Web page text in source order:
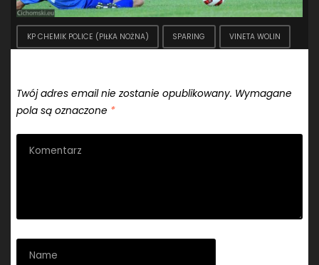
KP CHEMIK POLICE (PIŁKA NOŻNA) SPARING VINETA WOLIN
Twój adres email nie zostanie opublikowany. Wymagane
pola są oznaczone *